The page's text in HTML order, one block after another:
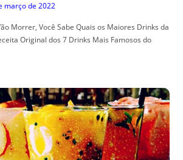
março de 2022
Morrer, Você Sabe Quais os Maiores Drinks da
Original dos 7 Drinks Mais Famosos do